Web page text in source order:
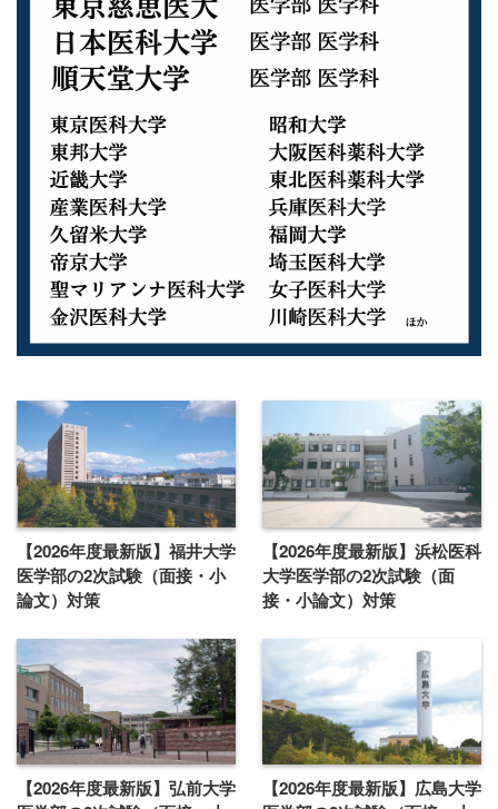
【2026年度最新版】福井大学
医学部の2次試験（面接・小
論文）対策
【2026年度最新版】浜松医科
大学医学部の2次試験（面
接・小論文）対策
【2026年度最新版】弘前大学
【2026年度最新版】広島大学